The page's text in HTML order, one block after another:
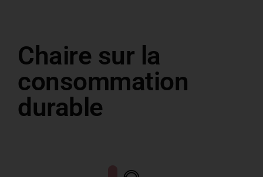
Chaire sur la
consommation
durable